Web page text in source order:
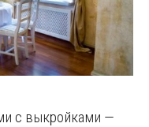
с выкройками —